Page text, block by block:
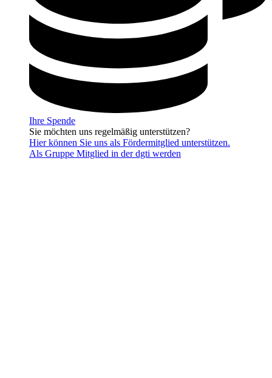
Ihre Spende
Sie möchten uns regelmäßig unterstützen?
Hier können Sie uns als Fördermitglied unterstützen.
Als Gruppe Mitglied in der dgti werden